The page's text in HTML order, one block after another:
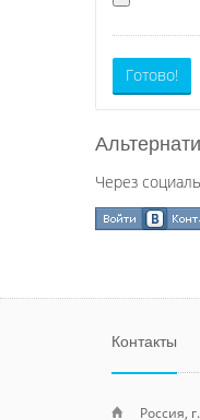
Готово!
Через
Контакты
Россия,